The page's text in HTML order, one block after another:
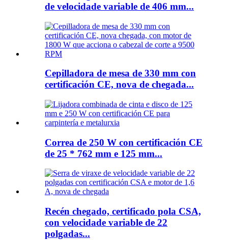
de velocidade variable de 406 mm...
Cepilladora de mesa de 330 mm con
certificación CE, nova de chegada...
Correa de 250 W con certificación CE
de 25 * 762 mm e 125 mm...
Recén chegado, certificado pola CSA,
con velocidade variable de 22
polgadas...